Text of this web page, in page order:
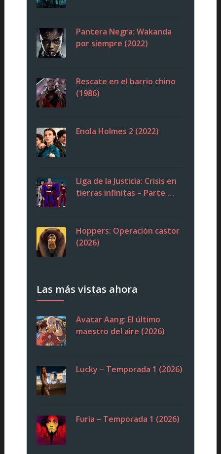
Pantera Negra: Wakanda
por siempre (2022)
Rescate en el barrio chino
(1986)
Enola Holmes 2 (2022)
Liga de la Justicia: Crisis en
tierras infinitas – Parte …
Hoppers: Operación castor
(2026)
Las más vistas ahora
Avatar Aang: El último
maestro del aire (2026)
Lucky – Temporada 1 (2026)
Furia – Temporada 1 (2026)